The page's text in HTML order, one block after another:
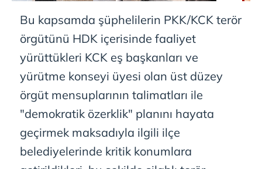
Bu kapsamda şüphelilerin PKK/KCK terör
örgütünü HDK içerisinde faaliyet
yürüttükleri KCK eş başkanları ve
yürütme konseyi üyesi olan üst düzey
örgüt mensuplarının talimatları ile
"demokratik özerklik" planını hayata
geçirmek maksadıyla ilgili ilçe
belediyelerinde kritik konumlara